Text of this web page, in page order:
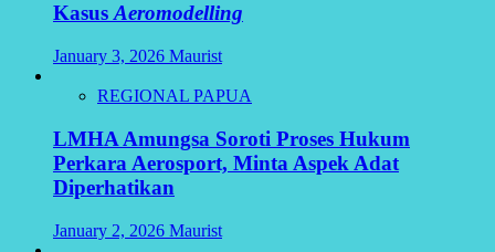
KasusAeromodelling
January 3, 2026 Maurist
REGIONAL PAPUA
LMHA Amungsa Soroti Proses Hukum
Perkara Aerosport, Minta Aspek Adat
Diperhatikan
January 2, 2026 Maurist